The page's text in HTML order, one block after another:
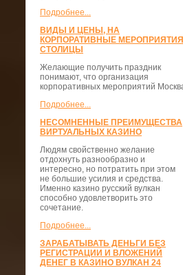
Подробнее...
ВИДЫ И ЦЕНЫ, НА
КОРПОРАТИВНЫЕ МЕРОПРИЯТИЯ
СТОЛИЦЫ
Желающие получить праздник
понимают, что организация
корпоративных мероприятий
Подробнее...
НЕСОМНЕННЫЕ ПРЕИМУЩЕСТВА
ВИРТУАЛЬНЫХ КАЗИНО
Людям свойственно желание
отдохнуть разнообразно и
интересно, но потратить при этом
не большие усилия и средства.
Именно казино русский вулкан
способно удовлетворить это
сочетание.
Подробнее...
ЗАРАБАТЫВАТЬ ДЕНЬГИ БЕЗ
РЕГИСТРАЦИИ И ВЛОЖЕНИЙ
ДЕНЕГ В КАЗИНО ВУЛКАН 24